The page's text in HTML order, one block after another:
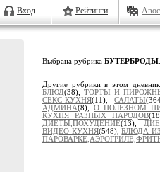
Вход Рейтинги
Выбрана рубрика БУТЕРБРОДЫ
Другие рубрики в этом
БЛЮД(38), ТОРТЫ И
СЕКС-КУХНЯ(11),САЛАТЫ
АДМИНА(8), О ПОЛЕЗНОМ
КУХНЯ РАЗНЫХ НАРОДОВ
ДИЕТЫ,ПОХУДЕНИЕ(13),
ВИДЕО-КУХНЯ(548),БЛЮДА